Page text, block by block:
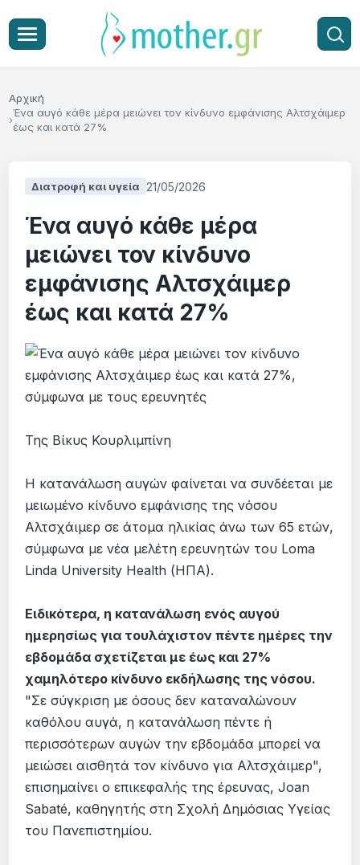
Αρχική
Ένα αυγό κάθε μέρα μειώνει τον κίνδυνο εμφάνισης Αλτσχάιμερ
έως και κατά 27%
Διατροφή και υγεία 21/05/2026
Ένα αυγό κάθε μέρα
μειώνει τον κίνδυνο
εμφάνισης Αλτσχάιμερ
έως και κατά 27%
Της Βίκυς Κουρλιμπίνη
Η κατανάλωση αυγών φαίνεται να συνδέεται με
μειωμένο κίνδυνο εμφάνισης της νόσου
Αλτσχάιμερ σε άτομα ηλικίας άνω των 65 ετών,
σύμφωνα με νέα μελέτη ερευνητών του Loma
Linda University Health (ΗΠΑ).
Ειδικότερα, η κατανάλωση ενός αυγού
ημερησίως για τουλάχιστον πέντε ημέρες την
εβδομάδα σχετίζεται με έως και 27%
χαμηλότερο κίνδυνο εκδήλωσης της νόσου.
"Σε σύγκριση με όσους δεν καταναλώνουν
καθόλου αυγά, η κατανάλωση πέντε ή
περισσότερων αυγών την εβδομάδα μπορεί να
μειώσει αισθητά τον κίνδυνο για Αλτσχάιμερ",
επισημαίνει ο επικεφαλής της έρευνας, Joan
Sabaté, καθηγητής στη Σχολή Δημόσιας Υγείας
του Πανεπιστημίου.